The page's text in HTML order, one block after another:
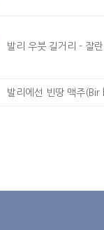
발리 우붓 길거리 - 잘
발리에선 빈땅 맥주(Bir